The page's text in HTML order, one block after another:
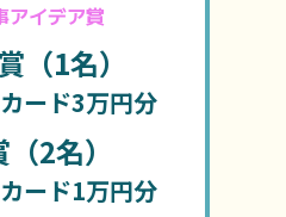
アイデア賞
（1名）
ード3万円分
2名）
ード1万円分